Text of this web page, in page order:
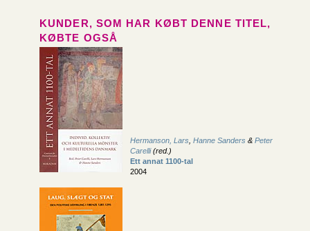
KUNDER, SOM HAR KØBT DENNE TITEL,
KØBTE OGSÅ
Hermanson, Lars Hanne Sanders & Peter
Carelli(red.)
Ett annat 1100-tal
2004